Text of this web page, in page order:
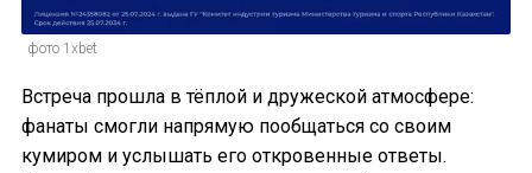
фото 1xbet
Встреча прошла в тёплой и дружеской атмосфере:
фанаты смогли напрямую пообщаться со своим
кумиром и услышать его откровенные ответы.